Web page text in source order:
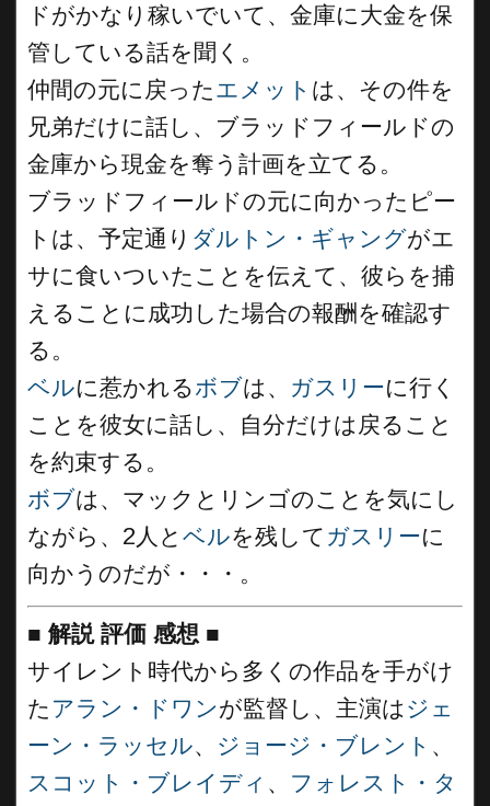
ドがかなり稼いでいて、金庫に大金を保
管している話を聞く。
仲間の元に戻ったエメット は、その件を
兄弟だけに話し、ブラッドフィールドの
金庫から現金を奪う計画を立てる。
ブラッドフィールドの元に向かったピー
トは、予定通り ダルトン・ギャングがエ
サに食いついたことを伝えて、彼らを捕
えることに成功した場合の報酬を確認す
る。
ベルに惹かれるボブは、 ガスリーに行く
ことを彼女に話し、自分だけは戻ること
を約束する。
ボブは、マックとリンゴのことを気にし
ながら、2人と ベルを残して ガスリーに
向かうのだが・・・。
■ 解説 評価 感想 ■
サイレント時代から多くの作品を手がけ
た アラン・ドワンが監督し、主演はジェ
ーン・ラッセル、 ジョージ・ブレント 、
スコット・ブレイディ 、 フォレスト・タ